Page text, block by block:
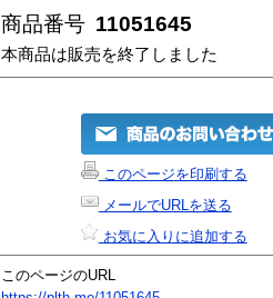
商品番号 11051645
本商品は販売を終了しました
このページを印刷する
メールでURLを送る
お気に入りに追加する
このページのURL